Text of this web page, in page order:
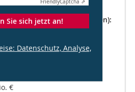
Fläche der Wohneinheiten):
Keller):
€
FriendlyCaptcha ⇗
Sie sich jetzt an!
Datenschutz, Analyse,